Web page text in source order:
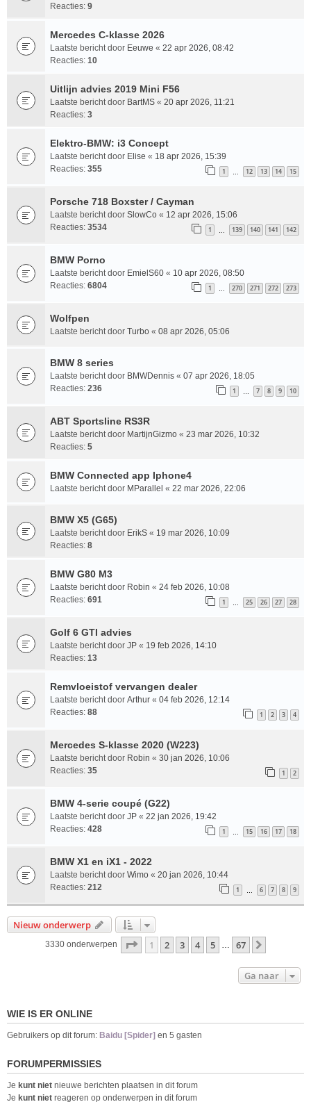
Reacties: 9
Mercedes C-klasse 2026
Laatste bericht door Eeuwe « 22 apr 2026, 08:42
Reacties: 10
Uitlijn advies 2019 Mini F56
Laatste bericht door BartMS « 20 apr 2026, 11:21
Reacties: 3
Elektro-BMW: i3 Concept
Laatste bericht door Elise « 18 apr 2026, 15:39
Reacties: 355 1 12 13 14 15
Porsche 718 Boxster / Cayman
Laatste bericht door SlowCo « 12 apr 2026, 15:06
Reacties: 3534 1 139 140 141 142
BMW Porno
Laatste bericht door EmielS60 « 10 apr 2026, 08:50
Reacties: 6804 1 270 271 272 273
Wolfpen
Laatste bericht door Turbo « 08 apr 2026, 05:06
BMW 8 series
Laatste bericht door BMWDennis « 07 apr 2026, 18:05
Reacties: 236 1 7 8 9 10
ABT Sportsline RS3R
Laatste bericht door MartijnGizmo « 23 mar 2026, 10:32
Reacties: 5
BMW Connected app Iphone4
Laatste bericht door MParallel « 22 mar 2026, 22:06
BMW X5 (G65)
Laatste bericht door ErikS « 19 mar 2026, 10:09
Reacties: 8
BMW G80 M3
Laatste bericht door Robin « 24 feb 2026, 10:08
Reacties: 691 1 25 26 27 28
Golf 6 GTI advies
Laatste bericht door JP « 19 feb 2026, 14:10
Reacties: 13
Remvloeistof vervangen dealer
Laatste bericht door Arthur « 04 feb 2026, 12:14
Reacties: 88 1 2 3 4
Mercedes S-klasse 2020 (W223)
Laatste bericht door Robin « 30 jan 2026, 10:06
Reacties: 35 1 2
BMW 4-serie coupé (G22)
Laatste bericht door JP « 22 jan 2026, 19:42
Reacties: 428 1 15 16 17 18
BMW X1 en iX1 - 2022
Laatste bericht door Wimo « 20 jan 2026, 10:44
Reacties: 212 1 6 7 8 9
Nieuw onderwerp
3330 onderwerpen Pagina van 67
1 2 3 4 5 … 67
Ga naar
WIE IS ER ONLINE
Gebruikers op dit forum: Baidu [Spider] en 5 gasten
FORUMPERMISSIES
Je kunt niet nieuwe berichten plaatsen in dit forum
Je kunt niet reageren op onderwerpen in dit forum